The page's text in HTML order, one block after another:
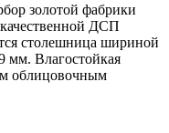
золотой фабрики
ДСП
столешница шириной
мм. Влагостойкая
облицовочным